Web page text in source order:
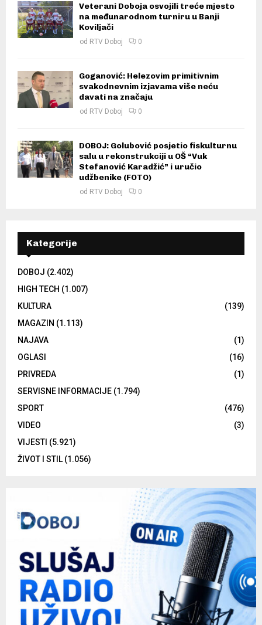
Veterani Doboja osvojili treće mjesto
na međunarodnom turniru u Banji
Koviljači
od RTV Doboj 0
Goganović: Helezovim primitivnim
svakodnevnim izjavama više neću
davati na značaju
od RTV Doboj 0
DOBOJ: Golubović posjetio fiskulturnu
salu u rekonstrukciji u OŠ “Vuk
Stefanović Karadžić” i uručio
udžbenike (FOTO)
od RTV Doboj 0
Kategorije
DOBOJ (2.402)
HIGH TECH (1.007)
KULTURA
(139)
MAGAZIN (1.113)
NAJAVA
(1)
OGLASI
(16)
PRIVREDA
(1)
SERVISNE INFORMACIJE (1.794)
SPORT
(476)
VIDEO
(3)
VIJESTI (5.921)
ŽIVOT I STIL (1.056)